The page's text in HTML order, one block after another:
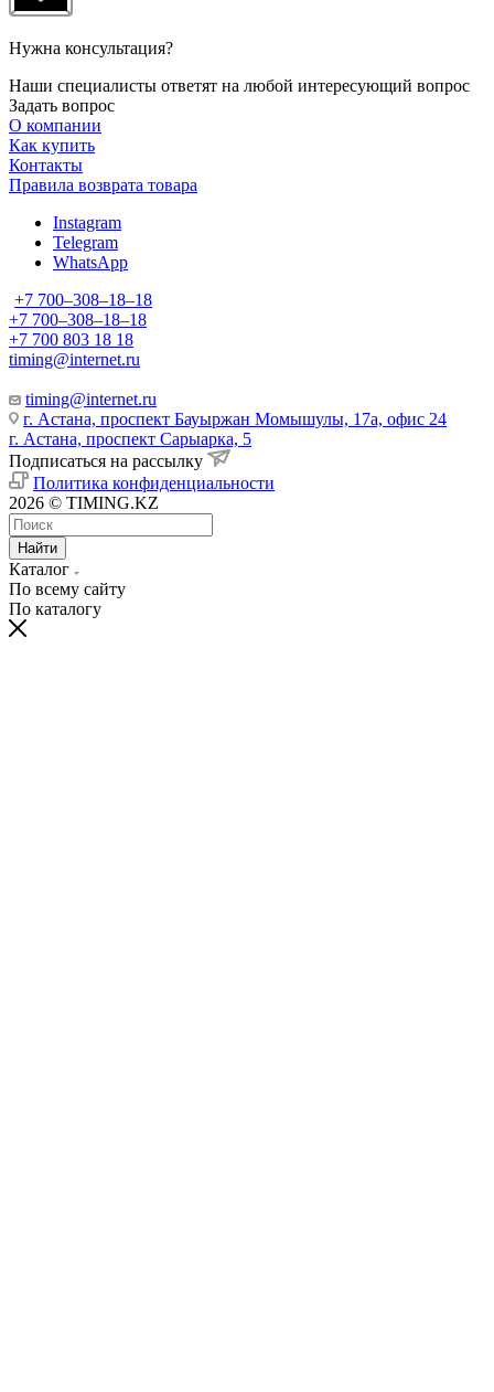
Нужна консультация?
Наши специалисты ответят на любой интересующий вопрос
Задать вопрос
О компании
Как купить
Контакты
Правила возврата товара
Instagram
Telegram
WhatsApp
+7 700‒308‒18‒18
+7 700‒308‒18‒18
+7 700 803 18 18
timing@internet.ru
timing@internet.ru
г. Астана, проспект Бауыржан Момышулы, 17а, офис 24
г. Астана, проспект Сарыарка, 5
Подписаться на рассылку
Политика конфиденциальности
2026 © TIMING.KZ
Найти
Каталог
По всему сайту
По каталогу